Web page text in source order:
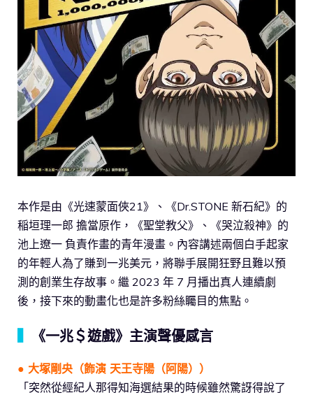
本作是由《光速蒙面俠21》、《Dr.STONE 新石紀》的
稲垣理一郎 擔當原作，《聖堂教父》、《哭泣殺神》的
池上遼一 負責作畫的青年漫畫。內容講述兩個白手起家
的年輕人為了賺到一兆美元，將聯手展開狂野且難以預
測的創業生存故事。繼 2023 年 7 月播出真人連續劇
後，接下來的動畫化也是許多粉絲矚目的焦點。
《一兆＄遊戲》主演聲優感言
● 大塚剛央（飾演 天王寺陽（阿陽））
「突然從經紀人那得知海選結果的時候雖然驚訝得說了